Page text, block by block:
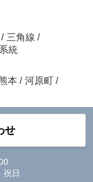
/ 三角線 /
統
本 / 河原町 /
せ
祝日